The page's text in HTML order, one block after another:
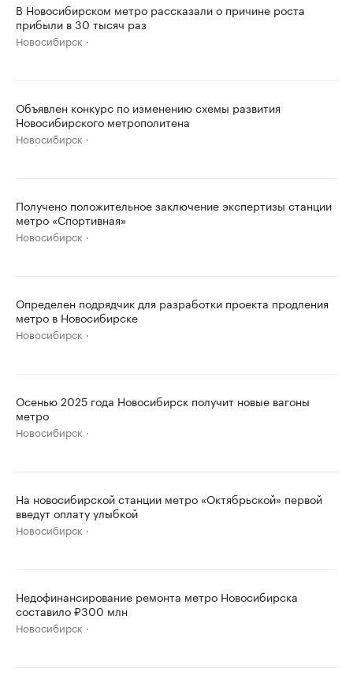
В Новосибирском метро рассказали о причине роста
прибыли в 30 тысяч раз
Новосибирск
Объявлен конкурс по изменению схемы развития
Новосибирского метрополитена
Новосибирск
Получено положительное заключение экспертизы станции
метро «Спортивная»
Новосибирск
Определен подрядчик для разработки проекта продления
метро в Новосибирске
Новосибирск
Осенью 2025 года Новосибирск получит новые вагоны
метро
Новосибирск
На новосибирской станции метро «Октябрьской» первой
введут оплату улыбкой
Новосибирск
Недофинансирование ремонта метро Новосибирска
составило ₽300 млн
Новосибирск